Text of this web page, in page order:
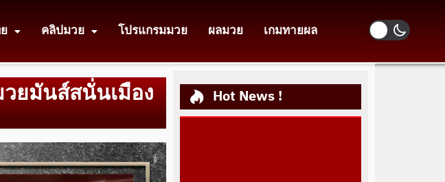
คลิปมวย โปรแกรมมวย ผลมวย เกมทายผล
วยมันส์สนั่นเมือง Hot News !